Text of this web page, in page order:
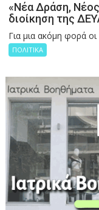
«Νέα Δράση,
διοίκηση της
Για μια ακόμη φορά
ΠΟΛΙΤΙΚΑ